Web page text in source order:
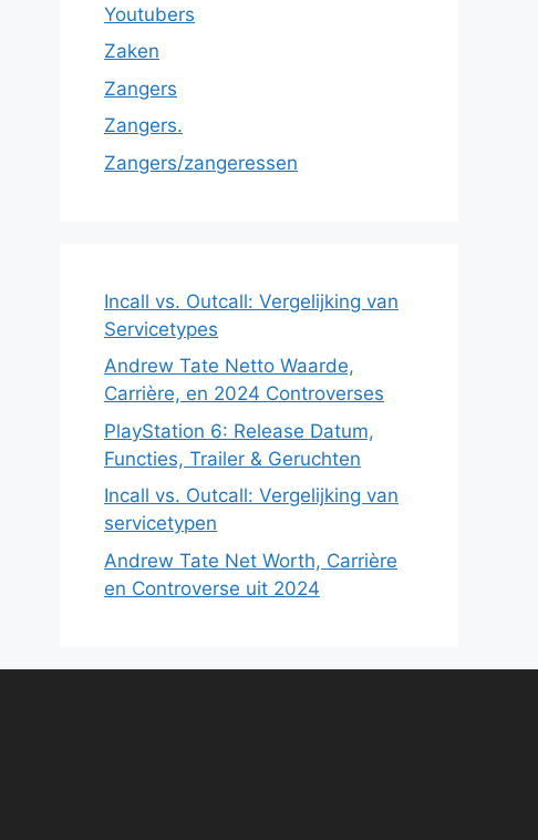
Youtubers
Zaken
Zangers
Zangers.
Zangers/zangeressen
Incall vs. Outcall: Vergelijking van
Servicetypes
Andrew Tate Netto Waarde,
Carrière, en 2024 Controverses
PlayStation 6: Release Datum,
Functies, Trailer & Geruchten
Incall vs. Outcall: Vergelijking van
servicetypen
Andrew Tate Net Worth, Carrière
en Controverse uit 2024